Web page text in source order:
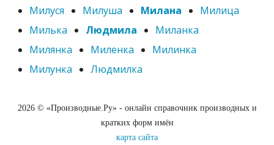
Милуся
Милуша Милана
Милица
Милька
Людмила
Миланка
Милянка
Миленка
Милинка
Милунка
Людмилка
2026 © «Производные.Ру» - онлайн справочник производных и
кратких форм имён
карта сайта